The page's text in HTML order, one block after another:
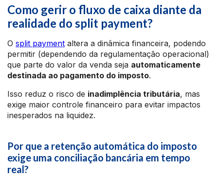
Como gerir o fluxo de caixa diante da
realidade do split payment?
O split payment altera a dinâmica financeira, podendo
permitir (dependendo da regulamentação operacional)
que parte do valor da venda seja automaticamente
destinada ao pagamento do imposto.
Isso reduz o risco de inadimplência tributária, mas
exige maior controle financeiro para evitar impactos
inesperados na liquidez.
Por que a retenção automática do imposto
exige uma conciliação bancária em tempo
real?